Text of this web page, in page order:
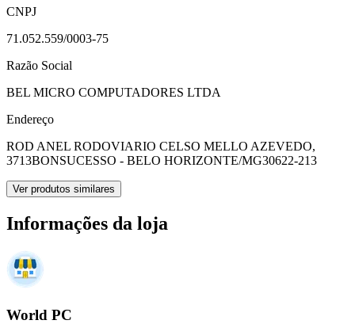
CNPJ
71.052.559/0003-75
Razão Social
BEL MICRO COMPUTADORES LTDA
Endereço
ROD ANEL RODOVIARIO CELSO MELLO AZEVEDO,
3713BONSUCESSO - BELO HORIZONTE/MG30622-213
Ver produtos similares
Informações da loja
World PC